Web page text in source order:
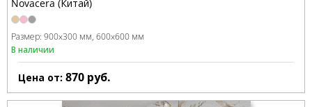
Novacera (Китай)
Размер: 900x300 мм 600x600 мм
В наличии
Цена от: 870 руб.